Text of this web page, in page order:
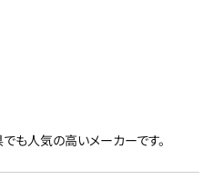
も人気の高いメーカーです。